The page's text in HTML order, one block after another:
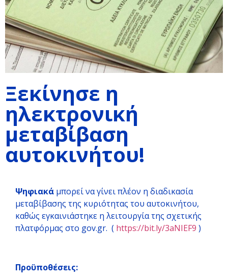
Ξεκίνησε η
ηλεκτρονική
μεταβίβαση
αυτοκινήτου!
Ψηφιακά μπορεί να γίνει πλέον η διαδικασία
μεταβίβασης της κυριότητας του αυτοκινήτου,
καθώς εγκαινιάστηκε η λειτουργία της σχετικής
πλατφόρμας στο gov.gr. ( https://bit.ly/3aNIEF9 )
Προϋποθέσεις: